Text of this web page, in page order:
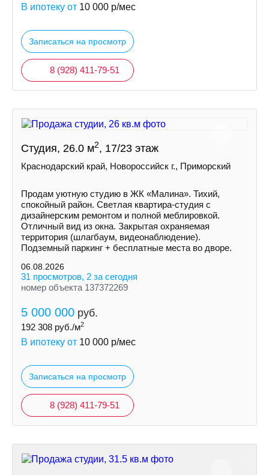
В ипотеку от 10 000 р/мес
Записаться на просмотр
8 (928) 411-79-51
Студия, 26.0 м2, 17/23 этаж
Краснодарский край, Новороссийск г., Приморский
Продам уютную студию в ЖК «Малина». Тихий,
спокойный район. Светлая квартира-студия с
дизайнерским ремонтом и полной меблировкой.
Отличный вид из окна. Закрытая охраняемая
территория (шлагбаум, видеонаблюдение).
Подземный паркинг + бесплатные места во дворе.
06.08.2026
31 просмотров, 2 за сегодня
номер объекта 137372269
5 000 000 руб.
192 308 руб./м2
В ипотеку от 10 000 р/мес
Записаться на просмотр
8 (928) 411-79-51